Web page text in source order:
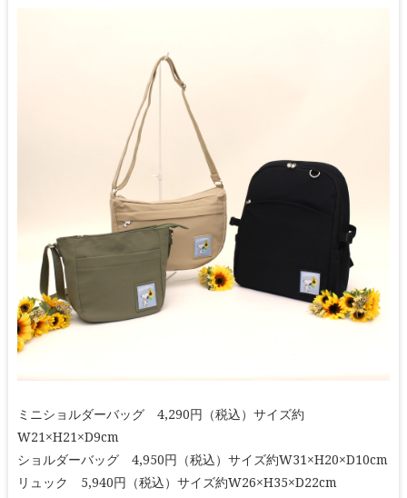
ミニショルダーバッグ 4,290円（税込）サイズ約
W21×H21×D9cm
ショルダーバッグ 4,950円（税込）サイズ約W31×H20×D10cm
リュック 5,940円（税込）サイズ約W26×H35×D22cm